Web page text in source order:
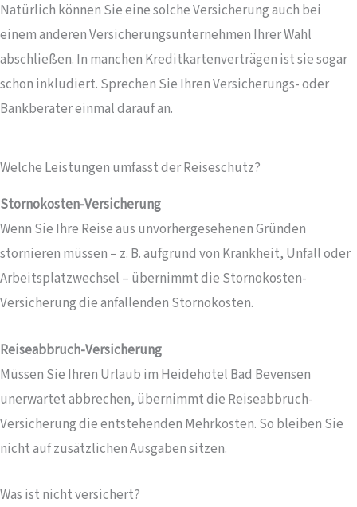
Natürlich können Sie eine solche Versicherung auch bei
einem anderen Versicherungsunternehmen Ihrer Wahl
abschließen. In manchen Kreditkartenverträgen ist sie sogar
schon inkludiert. Sprechen Sie Ihren Versicherungs- oder
Bankberater einmal darauf an.
Welche Leistungen umfasst der Reiseschutz?
Stornokosten-Versicherung
Wenn Sie Ihre Reise aus unvorhergesehenen Gründen
stornieren müssen – z. B. aufgrund von Krankheit, Unfall oder
Arbeitsplatzwechsel – übernimmt die Stornokosten-
Versicherung die anfallenden Stornokosten.
Reiseabbruch-Versicherung
Müssen Sie Ihren Urlaub im Heidehotel Bad Bevensen
unerwartet abbrechen, übernimmt die Reiseabbruch-
Versicherung die entstehenden Mehrkosten. So bleiben Sie
nicht auf zusätzlichen Ausgaben sitzen.
Was ist nicht versichert?